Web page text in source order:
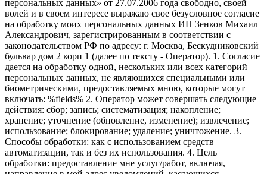
персональных данных» от 27.07.2006 года свободно, своей
волей и в своем интересе выражаю свое безусловное согласие
на обработку моих персональных данных ИП Зенков Михаил
Александрович, зарегистрированным в соответствии с
законодательством РФ по адресу: г. Москва, Бескудниковский
бульвар дом 2 корп 1 (далее по тексту - Оператор). 1. Согласие
дается на обработку одной, нескольких или всех категорий
персональных данных, не являющихся специальными или
биометрическими, предоставляемых мною, которые могут
включать: %fields% 2. Оператор может совершать следующие
действия: сбор; запись; систематизация; накопление;
хранение; уточнение (обновление, изменение); извлечение;
использование; блокирование; удаление; уничтожение. 3.
Способы обработки: как с использованием средств
автоматизации, так и без их использования. 4. Цель
обработки: предоставление мне услуг/работ, включая,